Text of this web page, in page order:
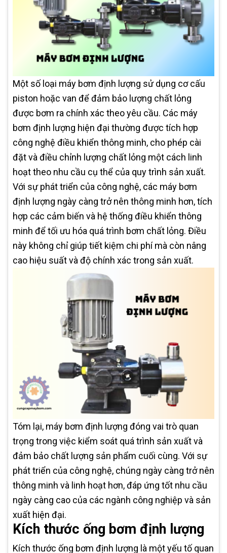
Một số loại máy bơm định lượng sử dụng cơ cấu
piston hoặc van để đảm bảo lượng chất lỏng
được bơm ra chính xác theo yêu cầu. Các máy
bơm định lượng hiện đại thường được tích hợp
công nghệ điều khiển thông minh, cho phép cài
đặt và điều chỉnh lượng chất lỏng một cách linh
hoạt theo nhu cầu cụ thể của quy trình sản xuất.
Với sự phát triển của công nghệ, các máy bơm
định lượng ngày càng trở nên thông minh hơn, tích
hợp các cảm biến và hệ thống điều khiển thông
minh để tối ưu hóa quá trình bơm chất lỏng. Điều
này không chỉ giúp tiết kiệm chi phí mà còn nâng
cao hiệu suất và độ chính xác trong sản xuất.
Tóm lại, máy bơm định lượng đóng vai trò quan
trọng trong việc kiểm soát quá trình sản xuất và
đảm bảo chất lượng sản phẩm cuối cùng. Với sự
phát triển của công nghệ, chúng ngày càng trở nên
thông minh và linh hoạt hơn, đáp ứng tốt nhu cầu
ngày càng cao của các ngành công nghiệp và sản
xuất hiện đại.
Kích thước ống bơm định lượng
Kích thước ống bơm định lượng là một yếu tố quan